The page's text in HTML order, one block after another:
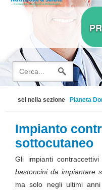
sei nella sezione Pianeta
Impianto
sottocutaneo
Gli impianti
bastoncini da impiantare
ma solo negli ultimi